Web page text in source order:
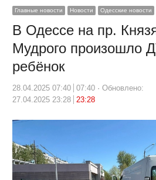
Главные новости Новости Одесские новости
В Одессе на пр.
Мудрого произошло
ребёнок
28.04.2025 07:40 07:40
Обновлено:
27.04.2025 23:28
23:28